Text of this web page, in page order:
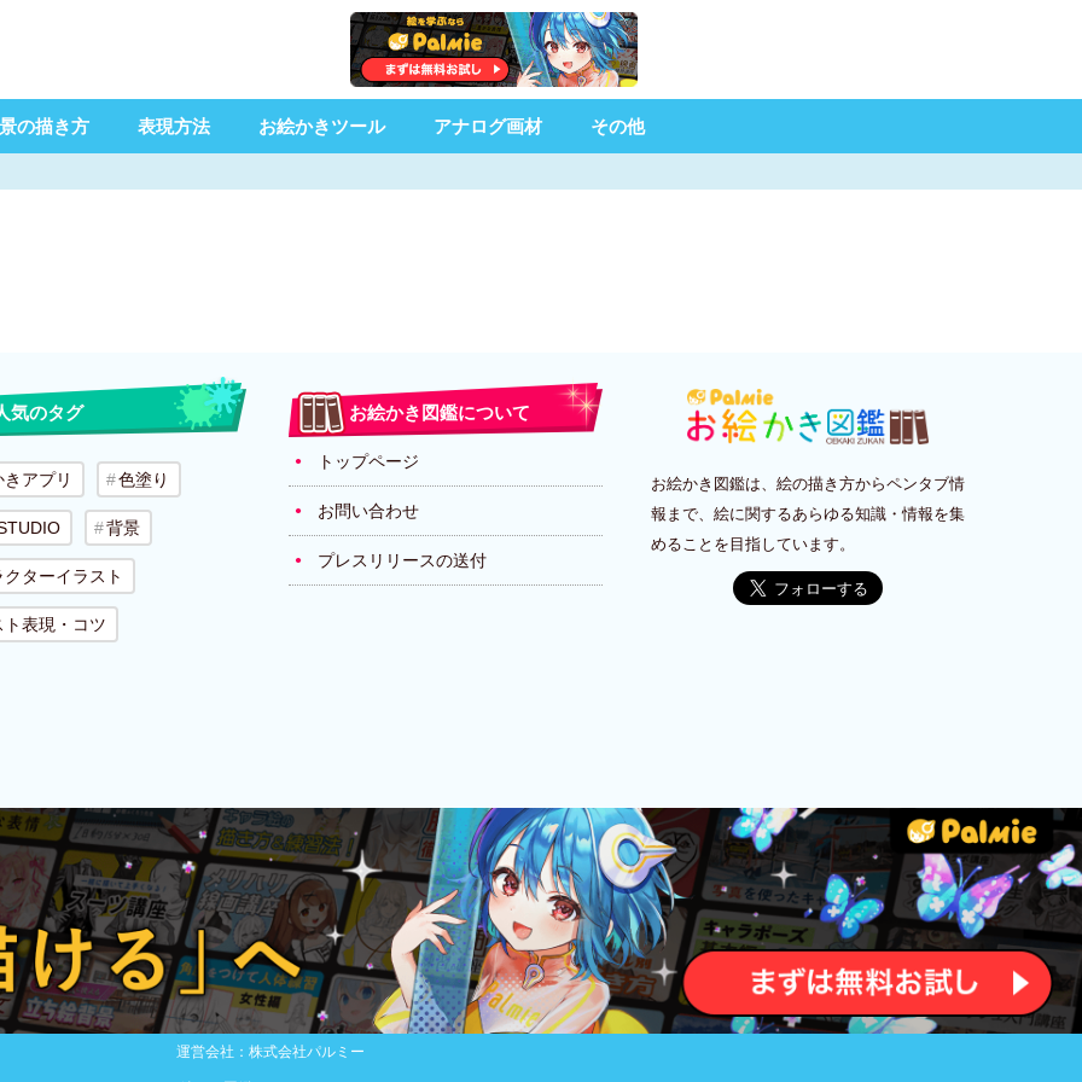
の描き方 表現方法 お絵かきツール アナログ画材 その他
気のタグ
アプリ 色塗り
背景
ターイラスト
ト表現・コツ
お絵かき図鑑について
トップページ
お問い合わせ
プレスリリースの送付
お絵かき図鑑は、絵の描き方からペンタブ情
報まで、絵に関するあらゆる知識・情報を集
めることを目指しています。
運営会社：株式会社パルミー